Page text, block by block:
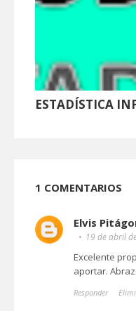
ESTADÍSTICA
1 COMENTARIOS
Elvis
19 de abril
Excelente
aportar.
Responder